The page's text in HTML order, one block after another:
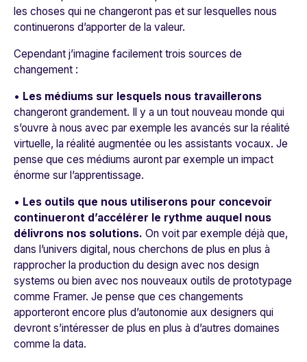
les choses qui ne changeront pas et sur lesquelles nous
continuerons d’apporter de la valeur.
Cependant j’imagine facilement trois sources de
changement :
• Les médiums sur lesquels nous travaillerons
changeront grandement. Il y a un tout nouveau monde qui
s’ouvre à nous avec par exemple les avancés sur la réalité
virtuelle, la réalité augmentée ou les assistants vocaux. Je
pense que ces médiums auront par exemple un impact
énorme sur l’apprentissage.
• Les outils que nous utiliserons pour concevoir
continueront d’accélérer le rythme auquel nous
délivrons nos solutions. On voit par exemple déjà que,
dans l’univers digital, nous cherchons de plus en plus à
rapprocher la production du design avec nos design
systems ou bien avec nos nouveaux outils de prototypage
comme Framer. Je pense que ces changements
apporteront encore plus d’autonomie aux designers qui
devront s’intéresser de plus en plus à d’autres domaines
comme la data.